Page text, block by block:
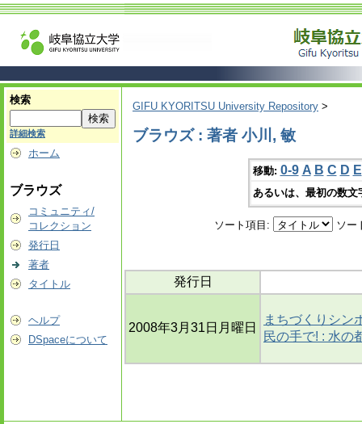
検索
詳細検索
ホーム
ブラウズ
コミュニティ/
コレクション
発行日
著者
タイトル
ヘルプ
DSpaceについて
GIFU KYORITSU University Repository >
ブラウズ : 著者 小川, 敏
移動: 0-9 A B C D E
あるいは、最初の数
ソート項目: ソー
発行日
2008年3月31日月曜日
まちづくりシン
民の手で! : 水の